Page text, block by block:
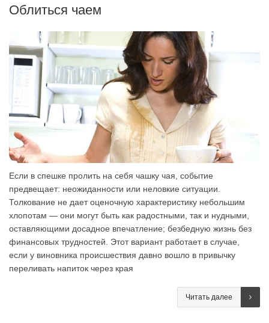
Облиться чаем
Если в спешке пролить на себя чашку чая, событие
предвещает: неожиданности или неловкие ситуации.
Толкование не дает оценочную характеристику небольшим
хлопотам — они могут быть как радостными, так и нудными,
оставляющими досадное впечатление; безбедную жизнь без
финансовых трудностей. Этот вариант работает в случае,
если у виновника происшествия давно вошло в привычку
переливать напиток через края
Читать далее